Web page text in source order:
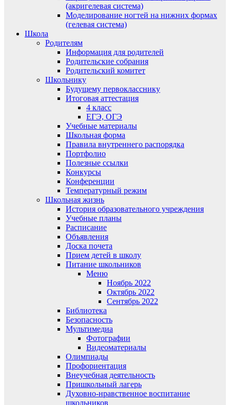
(акригелевая система)
Моделирование ногтей на нижних формах
(гелевая система)
Школа
Родителям
Информация для родителей
Родительские собрания
Родительский комитет
Школьнику
Будущему первокласснику
Итоговая аттестация
4 класс
ЕГЭ, ОГЭ
Учебные материалы
Школьная форма
Правила внутреннего распорядка
Портфолио
Полезные ссылки
Конкурсы
Конференции
Температурный режим
Школьная жизнь
История образовательного учреждения
Учебные планы
Расписание
Объявления
Доска почета
Прием детей в школу
Питание школьников
Меню
Ноябрь 2022
Октябрь 2022
Сентябрь 2022
Библиотека
Безопасность
Мультимедиа
Фотографии
Видеоматериалы
Олимпиады
Профориентация
Внеучебная деятельность
Пришкольный лагерь
Духовно-нравственное воспитание
школьников